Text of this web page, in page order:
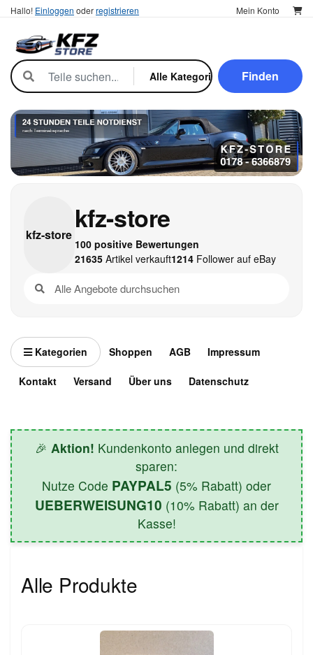
Hallo! Einloggen oderregistrieren Mein Konto
Finden
kfz-store
kfz-store
100 positive Bewertungen
21635Artikel verkauft1214Follower auf eBay
Kategorien Shoppen AGB Impressum
Kontakt Versand Über uns Datenschutz
🎉 Aktion! Kundenkonto anlegen und direkt
sparen:
Nutze Code PAYPAL5 (5% Rabatt) oder
UEBERWEISUNG10 (10% Rabatt) an der
Kasse!
Alle Produkte